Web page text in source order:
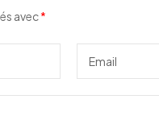
avec*